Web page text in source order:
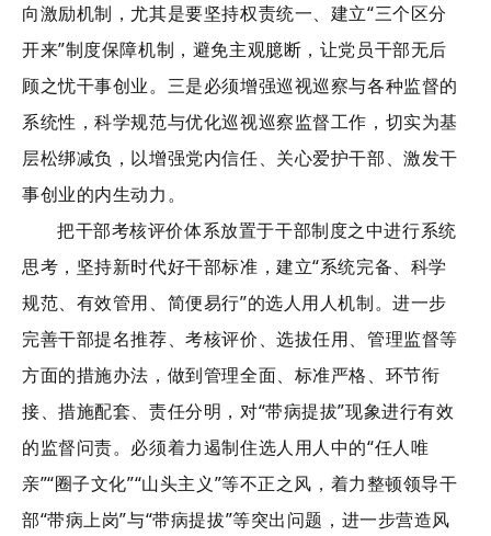
向激励机制，尤其是要坚持权责统一、建立“三个区分
开来”制度保障机制，避免主观臆断，让党员干部无后
顾之忧干事创业。三是必须增强巡视巡察与各种监督的
系统性，科学规范与优化巡视巡察监督工作，切实为基
层松绑减负，以增强党内信任、关心爱护干部、激发干
事创业的内生动力。
把干部考核评价体系放置于干部制度之中进行系统
思考，坚持新时代好干部标准，建立“系统完备、科学
规范、有效管用、简便易行”的选人用人机制。进一步
完善干部提名推荐、考核评价、选拔任用、管理监督等
方面的措施办法，做到管理全面、标准严格、环节衔
接、措施配套、责任分明，对“带病提拔”现象进行有效
的监督问责。必须着力遏制住选人用人中的“任人唯
亲”“圈子文化”“山头主义”等不正之风，着力整顿领导干
部“带病上岗”与“带病提拔”等突出问题，进一步营造风